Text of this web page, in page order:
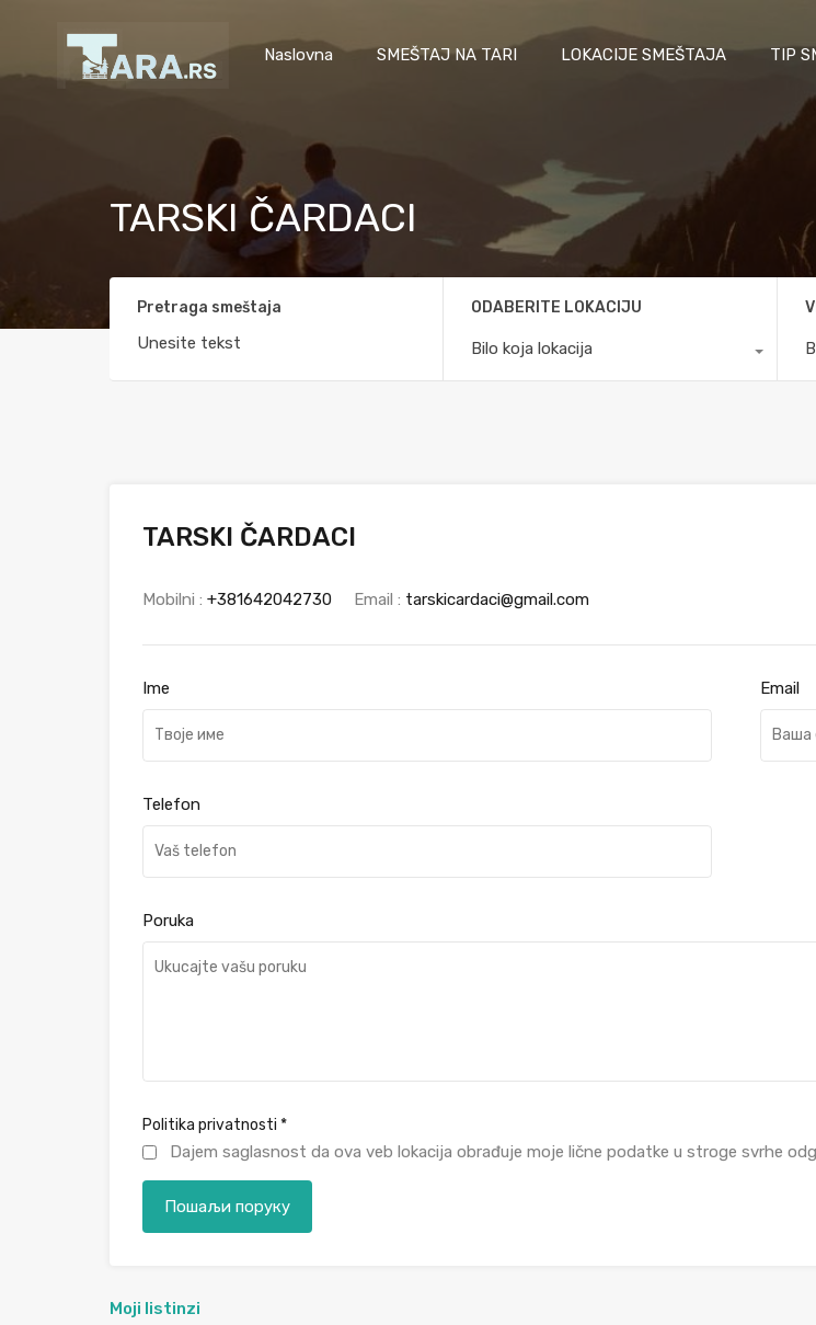
Naslovna SMEŠTAJ NA TARI LOKACIJE SMEŠTAJA TIP
TARSKI ČARDACI
Pretraga smeštaja ODABERITE LOKACIJU
Bilo koja lokacija
TARSKI ČARDACI
Mobilni : +381642042730 Email : tarskicardaci@gmail.com
Ime Email
Telefon
Poruka
Politika privatnosti *
Dajem saglasnost da ova veb lokacija obrađuje moje lične podatke u stroge svrhe
Moji listinzi